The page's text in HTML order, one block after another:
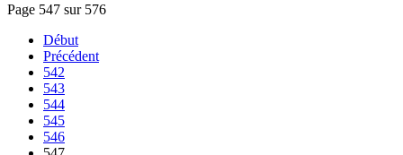
Page 547 sur 576
Début
Précédent
542
543
544
545
546